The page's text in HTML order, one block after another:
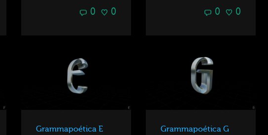
0 0
0 0
Grammapoética G
Grammapoética E